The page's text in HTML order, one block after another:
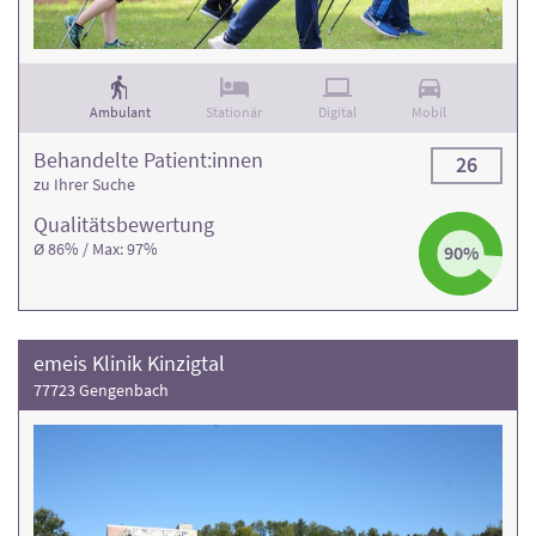
Ambulant Stationär Digital Mobil
Qualitäts­bewertung
Ø 86% / Max: 97% 90%
Behandelte Patient:innen
zu Ihrer Suche
26
emeis Klinik Kinzigtal
77723 Gengenbach